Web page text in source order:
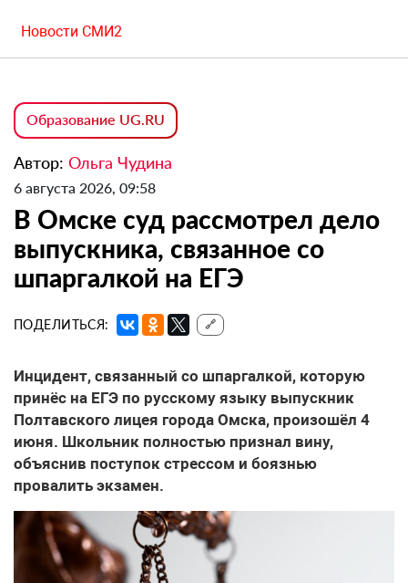
Новости СМИ2
Образование UG.RU
Автор: Ольга Чудина
6 августа 2026, 09:58
В Омске суд рассмотрел дело
выпускника, связанное со
шпаргалкой на ЕГЭ
ПОДЕЛИТЬСЯ: 🔗
Инцидент, связанный со шпаргалкой, которую
принёс на ЕГЭ по русскому языку выпускник
Полтавского лицея города Омска, произошёл 4
июня. Школьник полностью признал вину,
объяснив поступок стрессом и боязнью
провалить экзамен.